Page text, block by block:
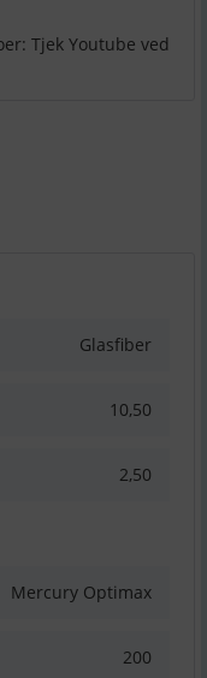
Tjek Youtube ved
Glasfiber
10,50
2,50
Mercury Optimax
200